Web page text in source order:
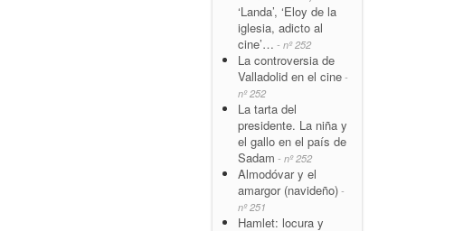
‘Landa’, ‘Eloy de la
iglesia, adicto al
cine’… - nº 252
La controversia de
Valladolid en el cine -
nº 252
La tarta del
presidente. La niña y
el gallo en el país de
Sadam - nº 252
Almodóvar y el
amargor (navideño) -
nº 251
Hamlet: locura y